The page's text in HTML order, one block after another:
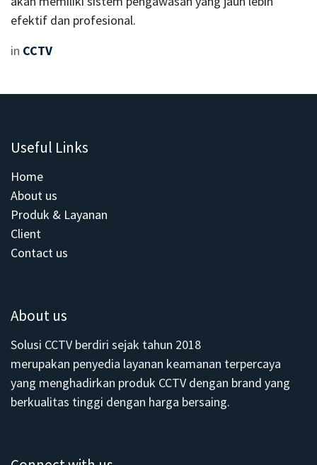
efektif dan profesional.
in CCTV
Useful Links
Home
About us
Produk & Layanan
Client
Contact us
About us
Solusi CCTV berdiri sejak tahun 2018
merupakan penyedia layanan keamanan terpercaya
yang menghadirkan produk CCTV dengan brand yang
berkualitas tinggi dengan harga bersaing.